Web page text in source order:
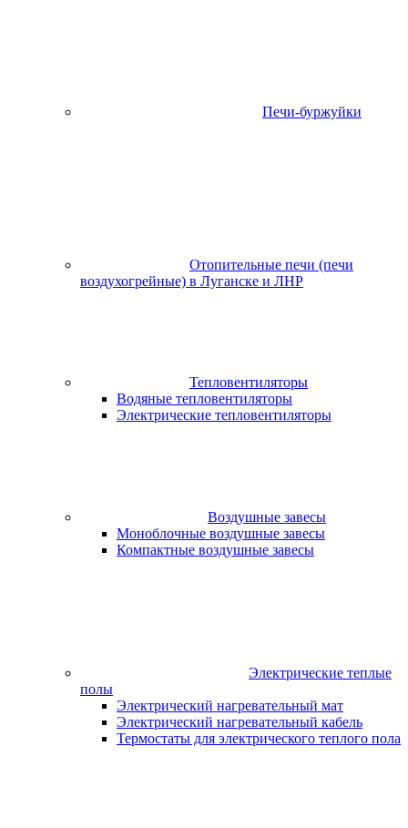
Печи-буржуйки
Отопительные печи (печи
воздухогрейные) в Луганске и ЛНР
Тепловентиляторы
Водяные тепловентиляторы
Электрические тепловентиляторы
Воздушные завесы
Моноблочные воздушные завесы
Компактные воздушные завесы
Электрические теплые
полы
Электрический нагревательный мат
Электрический нагревательный кабель
Термостаты для электрического теплого пола